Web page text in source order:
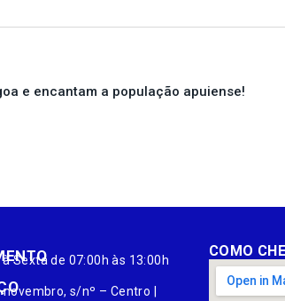
e encantam a população apuiense!
Sexta de 07:00h às 13:00h
novembro, s/nº – Centro |
COMO